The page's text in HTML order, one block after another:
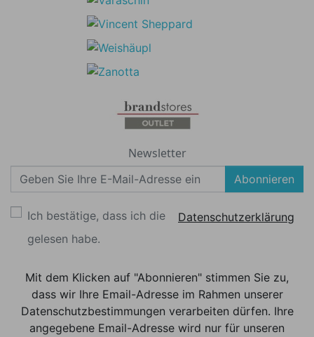
Newsletter
Abonnieren
Ich bestätige, dass ich die
Datenschutzerklärung
gelesen habe.
Mit dem Klicken auf "Abonnieren" stimmen Sie zu,
dass wir Ihre Email-Adresse im Rahmen unserer
Datenschutzbestimmungen verarbeiten dürfen. Ihre
angegebene Email-Adresse wird nur für unseren